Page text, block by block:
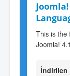
This is the
Joomla!
İndirilen